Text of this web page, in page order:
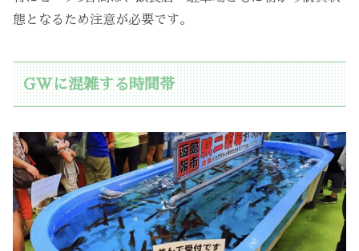
態となるため注意が必要です。
GWに混雑する時間帯